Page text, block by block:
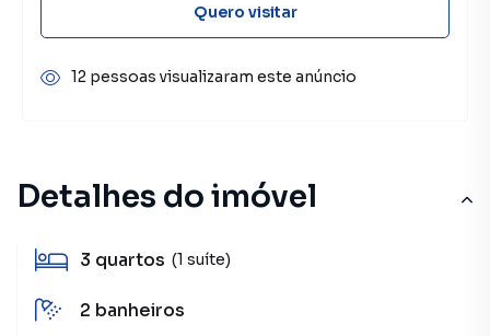
Detalhes do imóvel
3 quartos (1 suíte)
2 banheiros
Quero visitar
12 pessoas visualizaram este anúncio